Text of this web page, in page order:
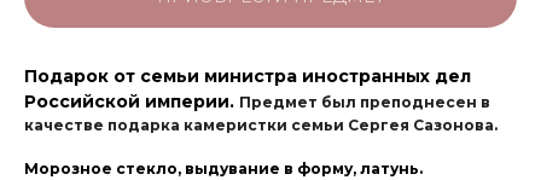
Подарок от семьи министра иностранных дел
Российской империи. Предмет был преподнесен в
качестве подарка камеристки семьи Сергея Сазонова.
Морозное стекло, выдувание в форму, латунь.